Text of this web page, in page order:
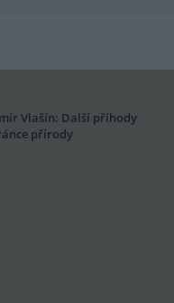
Vlašín: Další příhody
přírody